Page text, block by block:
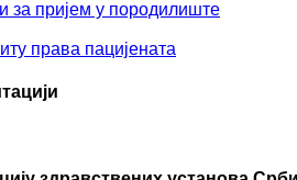
за пријем у породилиште
права пацијената